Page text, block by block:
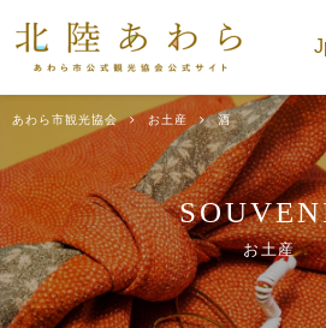
あわら市観光協会 お土産 酒
お土産